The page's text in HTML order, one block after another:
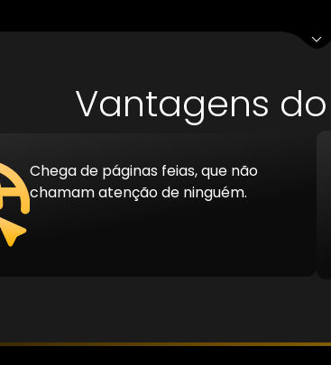
Vantagens do
Chega de páginas feias, que não
chamam atenção de ninguém.